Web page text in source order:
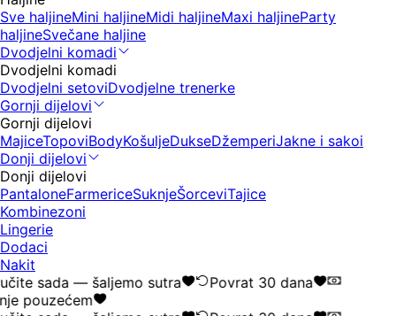
Sve haljineMini haljineMidi haljineMaxi haljineParty
haljineSvečane haljine
Dvodjelni komadi
Dvodjelni komadi
Dvodjelni setoviDvodjelne trenerke
Gornji dijelovi
Gornji dijelovi
MajiceTopoviBodyKošuljeDukseDžemperiJakne i sakoi
Donji dijelovi
Donji dijelovi
PantaloneFarmericeSuknjeŠorceviTajice
Kombinezoni
Lingerie
Dodaci
Nakit
sada — šaljemo sutra
Povrat 30 dana
pouzećem